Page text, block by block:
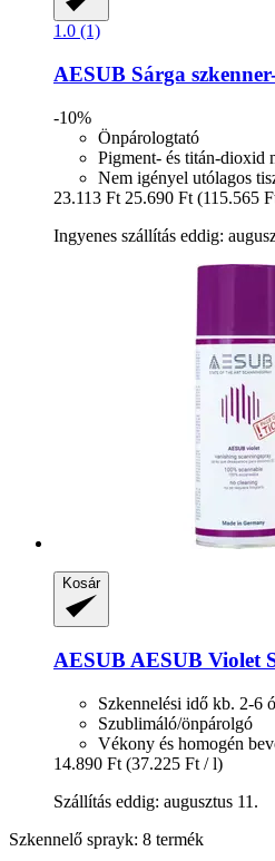
1.0 (1)
AESUB Sárga
-10%
Önpárologtató
Pigment- és titán-dioxid
Nem igényel utólagos
23.113 Ft 25.690 Ft (115.565
Ingyenes szállítás eddig:
Kosár
AESUB AESUB Violet
Szkennelési idő kb. 2-6
Szublimáló/önpárolgó
Vékony és homogén
14.890 Ft (37.225 Ft / l)
Szállítás eddig: augusztus 11.
Szkennelő sprayk: 8 termék